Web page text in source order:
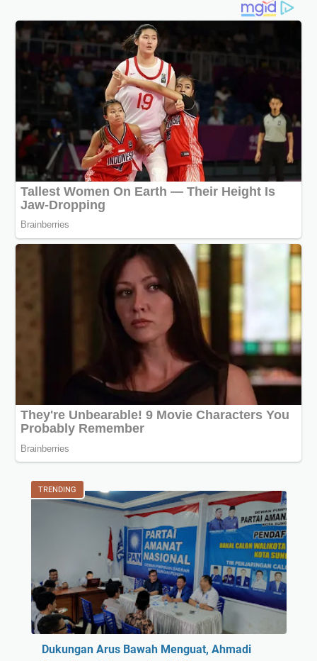
TRENDING
Dukungan Arus Bawah Menguat, Ahmadi